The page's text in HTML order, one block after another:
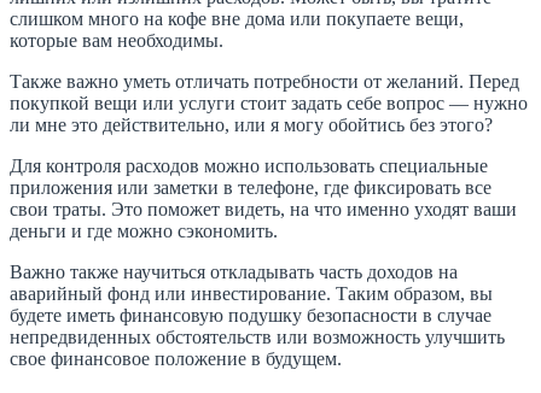
слишком много на кофе вне дома или покупаете вещи,
которые вам необходимы.
Также важно уметь отличать потребности от желаний. Перед
покупкой вещи или услуги стоит задать себе вопрос — нужно
ли мне это действительно, или я могу обойтись без этого?
Для контроля расходов можно использовать специальные
приложения или заметки в телефоне, где фиксировать все
свои траты. Это поможет видеть, на что именно уходят ваши
деньги и где можно сэкономить.
Важно также научиться откладывать часть доходов на
аварийный фонд или инвестирование. Таким образом, вы
будете иметь финансовую подушку безопасности в случае
непредвиденных обстоятельств или возможность улучшить
свое финансовое положение в будущем.